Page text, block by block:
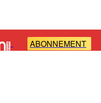
- ABONNEMENT